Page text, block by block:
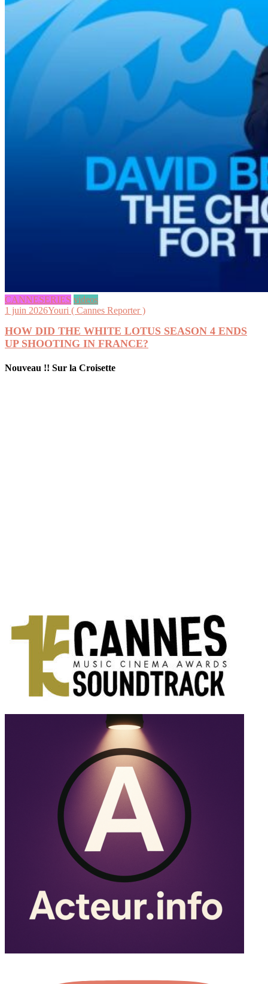
CANNESERIES videos
1 juin 2026Youri ( Cannes Reporter )
HOW DID THE WHITE LOTUS SEASON 4 ENDS
UP SHOOTING IN FRANCE?
Nouveau !! Sur la Croisette